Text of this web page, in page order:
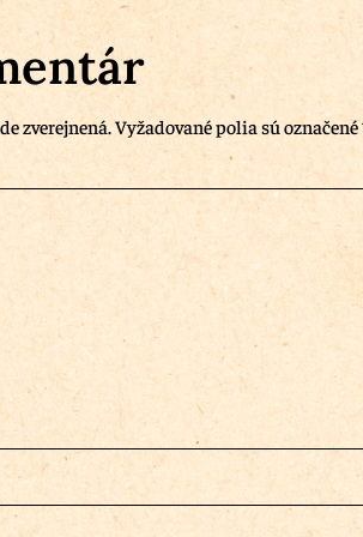
zverejnená.Vyžadované polia sú označené